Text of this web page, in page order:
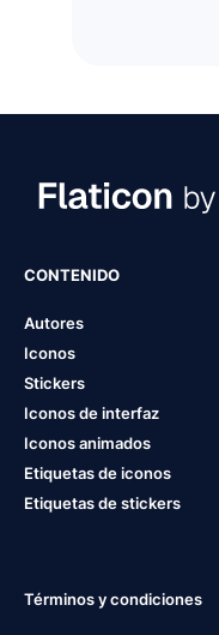
CONTENIDO
Autores
Iconos
Stickers
Iconos de interfaz
Iconos animados
Etiquetas de iconos
Etiquetas de stickers
Términos y condiciones